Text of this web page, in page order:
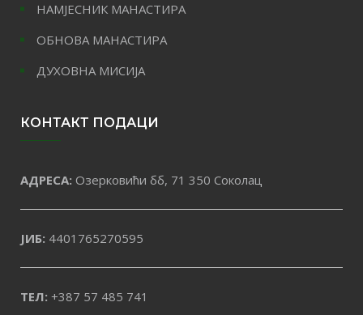
НАМЈЕСНИК МАНАСТИРА
ОБНОВА МАНАСТИРА
ДУХОВНА МИСИЈА
КОНТАКТ ПОДАЦИ
АДРЕСА: Озерковићи бб, 71 350 Соколац
ЈИБ: 4401765270595
ТЕЛ: +387 57 485 741